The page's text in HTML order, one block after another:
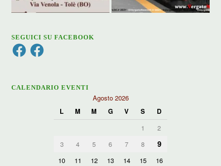
SEGUICI SU FACEBOOK
FacebookFacebook
CALENDARIO EVENTI
Agosto 2026
L
M M G V S
D
1
2
3
4 5 6 7 8 9
10 11 12 13 14 15
16